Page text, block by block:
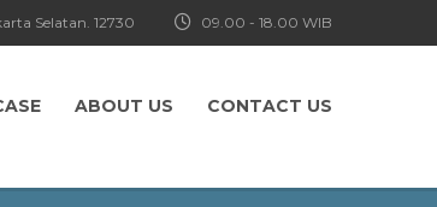
09.00 - 18.00 WIB
Selatan. 12730
ABOUT US CONTACT US